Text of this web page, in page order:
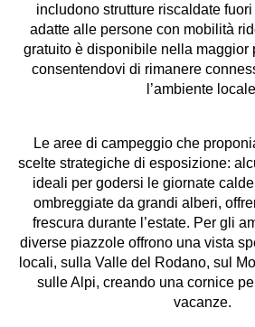
includono strutture riscaldate
adatte alle persone con mobilità
gratuito è disponibile nella maggior
consentendovi di rimanere
l’ambiente
Le aree di campeggio che
scelte strategiche di esposizione:
ideali per godersi le giornate
ombreggiate da grandi alberi,
frescura durante l’estate. Per gli
diverse piazzole offrono una vista
locali, sulla Valle del Rodano, sul
sulle Alpi, creando una cornice
vacanze.